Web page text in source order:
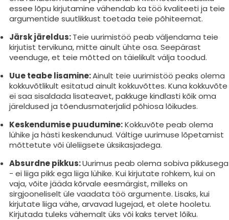
essee lõpu kirjutamine vähendab ka töö kvaliteeti ja teie
argumentide suutlikkust toetada teie põhiteemat.
Järsk järeldus:Teie uurimistöö peab väljendama teie
kirjutist tervikuna, mitte ainult ühte osa. Seepärast
veenduge, et teie mõtted on täielikult välja toodud.
Uue teabe lisamine:Ainult teie uurimistöö peaks olema
kokkuvõtlikult esitatud ainult kokkuvõttes. Kuna kokkuvõte
ei saa sisaldada lisateavet, pakkuge kindlasti kõik oma
järeldused ja tõendusmaterjalid põhiosa lõikudes.
Keskendumise puudumine:Kokkuvõte peab olema
lühike ja hästi keskendunud. Vältige uurimuse lõpetamist
mõttetute või üleliigsete üksikasjadega.
Absurdne pikkus:Uurimus peab olema sobiva pikkusega
- ei liiga pikk ega liiga lühike. Kui kirjutate rohkem, kui on
vaja, võite jääda kõrvale eesmärgist, milleks on
sirgjooneliselt üle vaadata töö argumente. Lisaks, kui
kirjutate liiga vähe, arvavad lugejad, et olete hooletu.
Kirjutada tuleks vähemalt üks või kaks tervet lõiku.